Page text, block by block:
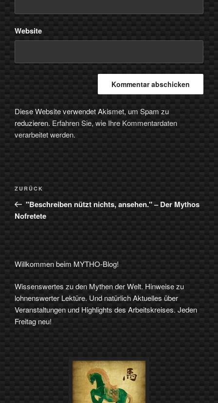
Website
Diese Website verwendet Akismet, um Spam zu
reduzieren. Erfahren Sie, wie Ihre Kommentardaten
verarbeitet werden.
Beitragsnavigation
Vorheriger
Beitrag
ZURÜCK
"Beschreiben nützt nichts, ansehen." – Der Mythos
Nofretete
Willkommen beim MYTHO-Blog!
Wissenswertes zu den Mythen der Welt. Hinweise zu
lohnenswerter Lektüre. Und natürlich Aktuelles über
Veranstaltungen und Highlights des Arbeitskreises. Jeden
Freitag neu!